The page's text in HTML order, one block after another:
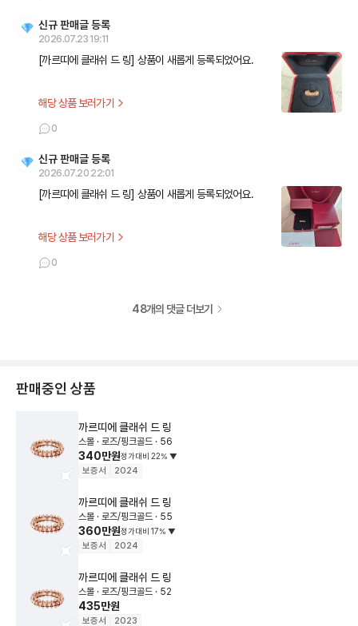
신규 판매글 등록
2026.07.23 19:11
[까르띠에 클래쉬 드 링] 상품이 새롭게 등록되었어요.
해당 상품 보러가기
0
신규 판매글 등록
2026.07.20 22:01
[까르띠에 클래쉬 드 링] 상품이 새롭게 등록되었어요.
해당 상품 보러가기
0
48개의 댓글 더보기
판매중인 상품
까르띠에 클래쉬 드 링
스몰 · 로즈/핑크골드 · 56
340만원정가대비 22% ▼
보증서 2024
까르띠에 클래쉬 드 링
스몰 · 로즈/핑크골드 · 55
360만원정가대비 17% ▼
보증서 2024
까르띠에 클래쉬 드 링
스몰 · 로즈/핑크골드 · 52
435만원
보증서 2023